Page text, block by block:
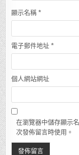
顯示名稱 *
電子郵件地址 *
個人網站網址
在瀏覽器中儲存顯示
次發佈留言時使用。